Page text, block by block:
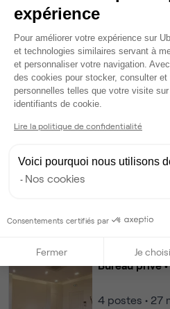
Bureau privé
2postes • 10
450 €
Dispo
Bureau privé
2 290 €
Bureau privé•
4 postes • 27
expérience
Plateforme de
Pour améliorer votre expérience sur
et technologies similaires servant à
et personnaliser votre navigation.
des cookies pour stocker, consulter et
personnelles telles que votre visite
identifiants de cookie.
Lire la politique de confidentialité
Voici pourquoi nous utilisons
Nos cookies
Consentements certifiés par
Fermer Je